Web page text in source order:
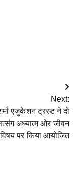
Next:
एजुकेशन ट्रस्ट ने दो
अध्यात्म ओर जीवन
विषय पर किया आयोजित